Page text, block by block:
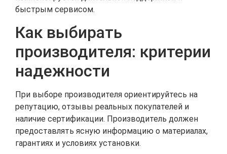
быстрым сервисом.
Как выбирать
производителя: критерии
надежности
При выборе производителя ориентируйтесь на
репутацию, отзывы реальных покупателей и
наличие сертификации. Производитель должен
предоставлять ясную информацию о материалах,
гарантиях и условиях установки.